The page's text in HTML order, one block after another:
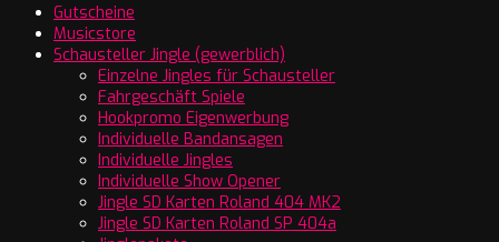
Gutscheine
Musicstore
Schausteller Jingle (gewerblich)
Einzelne Jingles für Schausteller
Fahrgeschäft Spiele
Hookpromo Eigenwerbung
Individuelle Bandansagen
Individuelle Jingles
Individuelle Show Opener
Jingle SD Karten Roland 404 MK2
Jingle SD Karten Roland SP 404a